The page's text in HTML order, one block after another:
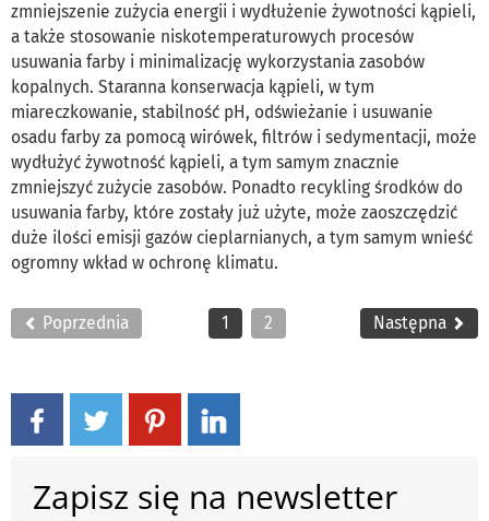
zmniejszenie zużycia energii i wydłużenie żywotności kąpieli,
a także stosowanie niskotemperaturowych procesów
usuwania farby i minimalizację wykorzystania zasobów
kopalnych. Staranna konserwacja kąpieli, w tym
miareczkowanie, stabilność pH, odświeżanie i usuwanie
osadu farby za pomocą wirówek, filtrów i sedymentacji, może
wydłużyć żywotność kąpieli, a tym samym znacznie
zmniejszyć zużycie zasobów. Ponadto recykling środków do
usuwania farby, które zostały już użyte, może zaoszczędzić
duże ilości emisji gazów cieplarnianych, a tym samym wnieść
ogromny wkład w ochronę klimatu.
Poprzednia 1 2 Następna
Zapisz się na newsletter